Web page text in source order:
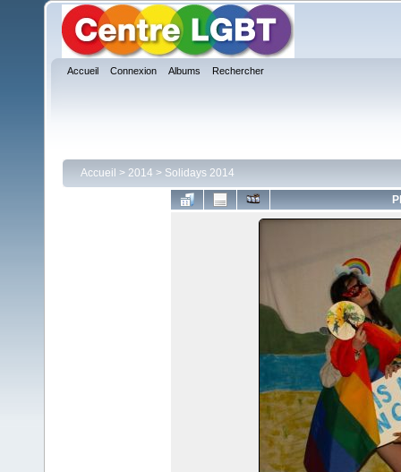
Accueil Connexion Albums Rechercher
Accueil > 2014 > Solidays 2014